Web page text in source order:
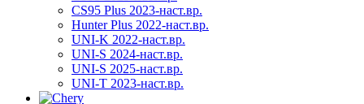
CS95 Plus 2023-наст.вр.
Hunter Plus 2022-наст.вр.
UNI-K 2022-наст.вр.
UNI-S 2024-наст.вр.
UNI-S 2025-наст.вр.
UNI-T 2023-наст.вр.